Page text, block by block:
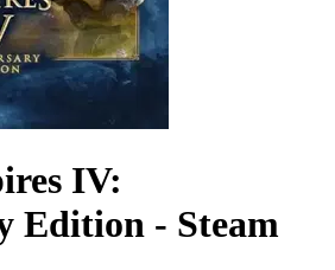
IV:
Edition - Steam